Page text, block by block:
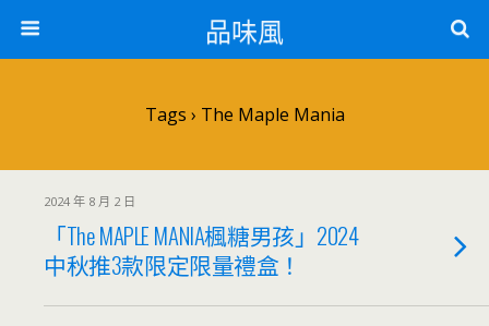
品味風
Tags › The Maple Mania
2024 年 8 月 2 日
「The MAPLE MANIA楓糖男孩」2024
中秋推3款限定限量禮盒！